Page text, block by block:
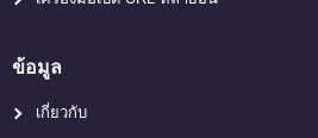
ข้อมูล
เกี่ยวกับ